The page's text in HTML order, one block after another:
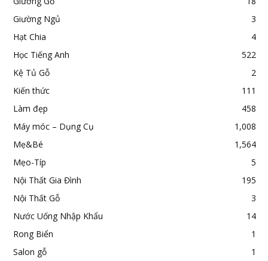
Giường Ngủ
3
Hạt Chia
4
Học Tiếng Anh
522
Kệ Tủ Gỗ
2
Kiến thức
111
Làm đẹp
458
Máy móc – Dụng Cụ
1,008
Mẹ&Bé
1,564
Mẹo-Típ
5
Nội Thất Gia Đình
195
Nội Thất Gỗ
3
Nước Uống Nhập Khẩu
14
Rong Biển
1
Salon gỗ
1